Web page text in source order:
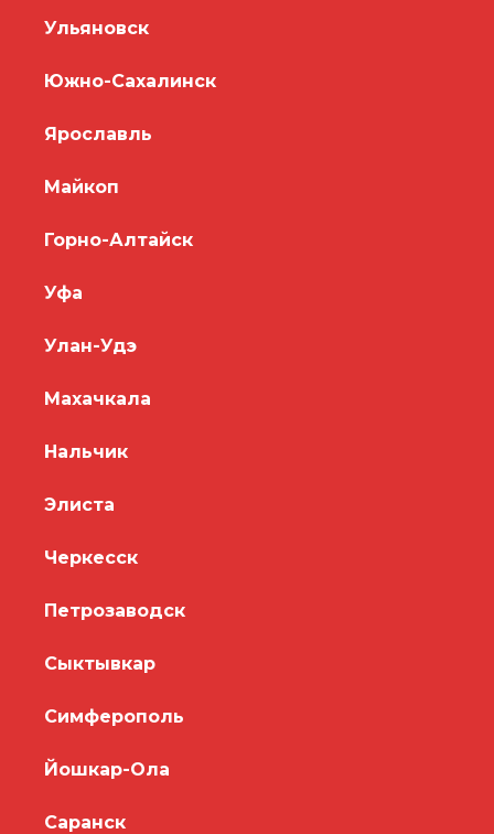
Ульяновск
Южно-Сахалинск
Ярославль
Майкоп
Горно-Алтайск
Уфа
Улан-Удэ
Махачкала
Нальчик
Элиста
Черкесск
Петрозаводск
Сыктывкар
Симферополь
Йошкар-Ола
Саранск